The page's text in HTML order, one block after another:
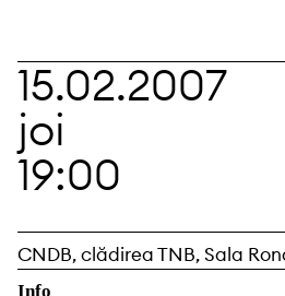
15.02.2007
joi
19:00
CNDB, clădirea TNB, Sala
Info